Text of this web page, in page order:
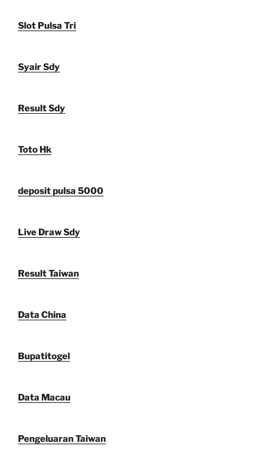
Slot Pulsa Tri
Syair Sdy
Result Sdy
Toto Hk
deposit pulsa 5000
Live Draw Sdy
Result Taiwan
Data China
Bupatitogel
Data Macau
Pengeluaran Taiwan